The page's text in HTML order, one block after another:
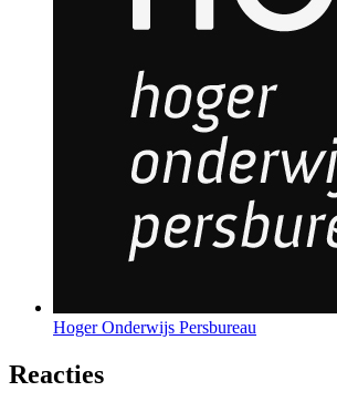
Hoger Onderwijs Persbureau
Reacties